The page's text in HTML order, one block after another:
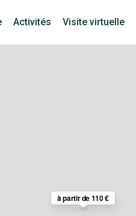
Activités Visite virtuelle
à partir de 110 €